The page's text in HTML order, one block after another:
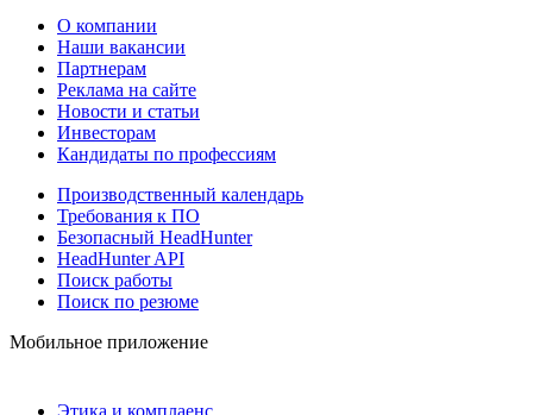
О компании
Наши вакансии
Партнерам
Реклама на сайте
Новости и статьи
Инвесторам
Кандидаты по профессиям
Производственный календарь
Требования к ПО
Безопасный HeadHunter
HeadHunter API
Поиск работы
Поиск по резюме
Мобильное приложение
Этика и комплаенс